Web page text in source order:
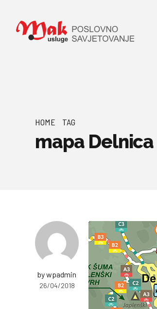
HOME TAG
mapa Delnica
by wpadmin
26/04/2018